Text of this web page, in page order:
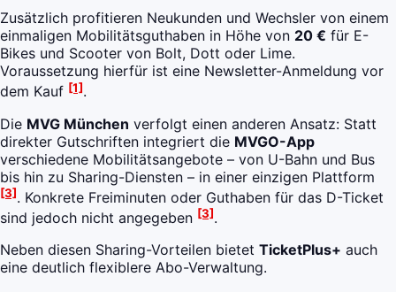
Zusätzlich profitieren Neukunden und Wechsler von einem
einmaligen Mobilitätsguthaben in Höhe von 20 € für E-
Bikes und Scooter von Bolt, Dott oder Lime.
Voraussetzung hierfür ist eine Newsletter-Anmeldung vor
dem Kauf [1].
Die MVG München verfolgt einen anderen Ansatz: Statt
direkter Gutschriften integriert die MVGO-App
verschiedene Mobilitätsangebote – von U-Bahn und Bus
bis hin zu Sharing-Diensten – in einer einzigen Plattform
[3]. Konkrete Freiminuten oder Guthaben für das D-Ticket
sind jedoch nicht angegeben [3].
Neben diesen Sharing-Vorteilen bietet TicketPlus+ auch
eine deutlich flexiblere Abo-Verwaltung.